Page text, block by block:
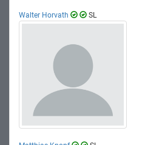
Walter Horvath SL